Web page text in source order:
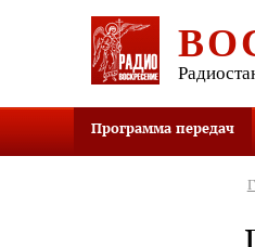
Программа передач